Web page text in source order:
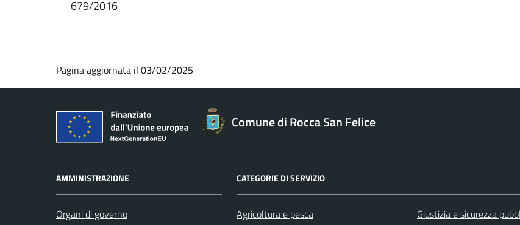
679/2016
Pagina aggiornata il 03/02/2025
Comune di Rocca San Felice
AMMINISTRAZIONE
Organi di governo
CATEGORIE DI SERVIZIO
Agricoltura e pesca
Giustizia e sicurezza